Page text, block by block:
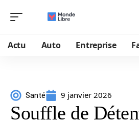
Actu Auto Entreprise
Santé 9 janvier 2026
Souffle de